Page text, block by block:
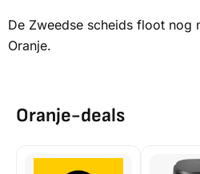
De Zweedse scheids floot nog
Oranje.
Oranje-deals